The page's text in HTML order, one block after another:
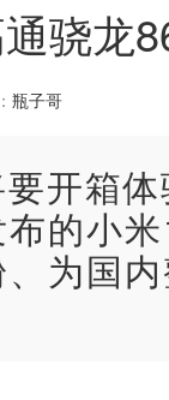
骁龙
瓶子哥
开箱
的小
为国